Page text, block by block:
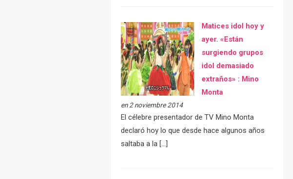
Matices idol hoy y
ayer. «Están
surgiendo grupos
idol demasiado
extraños» : Mino
Monta
en 2 noviembre 2014
El célebre presentador de TV Mino Monta
declaró hoy lo que desde hace algunos años
saltaba a la […]